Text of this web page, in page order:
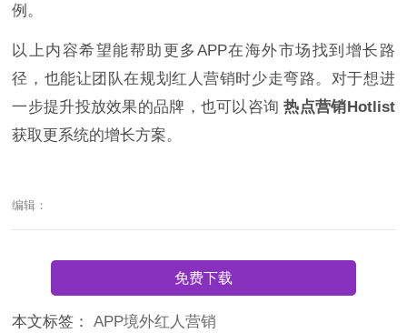
例。
以上内容希望能帮助更多APP在海外市场找到增长路
径，也能让团队在规划红人营销时少走弯路。对于想进
一步提升投放效果的品牌，也可以咨询热点营销Hotlist
获取更系统的增长方案。
编辑：
免费下载
本文标签：APP境外红人营销